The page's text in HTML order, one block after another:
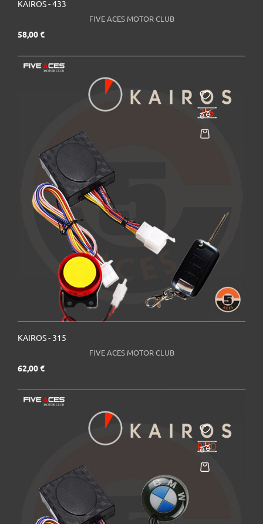
KAIROS - 433
FIVE ACES MOTOR CLUB
58,00 €Prix
KAIROS - 315
FIVE ACES MOTOR CLUB
62,00 €Prix